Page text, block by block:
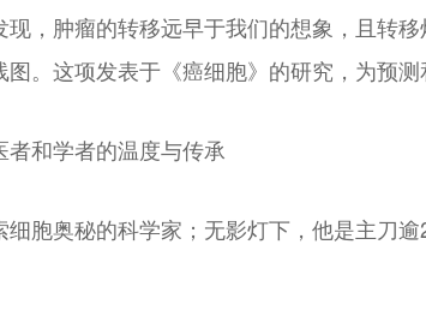
，肿瘤的转移远早于我们的想象，且转
。这项发表于《癌细胞》的研究，为预
和学者的温度与传承
胞奥秘的科学家；无影灯下，他是主刀